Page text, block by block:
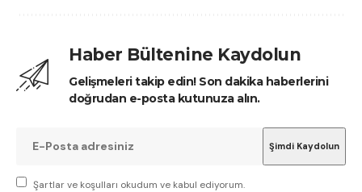
Haber Bültenine Kaydolun
Gelişmeleri takip edin! Son dakika haberlerini
doğrudan e-posta kutunuza alın.
Şartlar ve koşulları okudum ve kabul ediyorum.